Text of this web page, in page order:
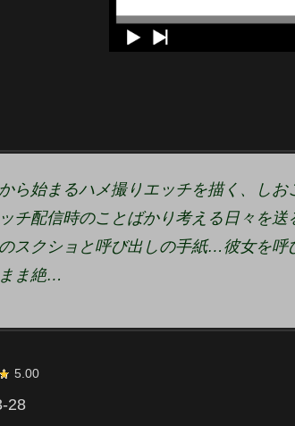
ら始まるハメ撮りエッチを描く、し
チ配信時のことばかり考える日々を
スクショと呼び出しの手紙…彼女を
ま絶…
5.00
28